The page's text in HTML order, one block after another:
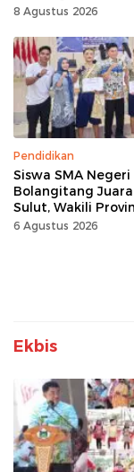
8 Agustus 2026
Pendidikan
Siswa SMA Negeri
Bolangitang Juara
Sulut, Wakili
Tingkat Nasional
6 Agustus 2026
Ekbis